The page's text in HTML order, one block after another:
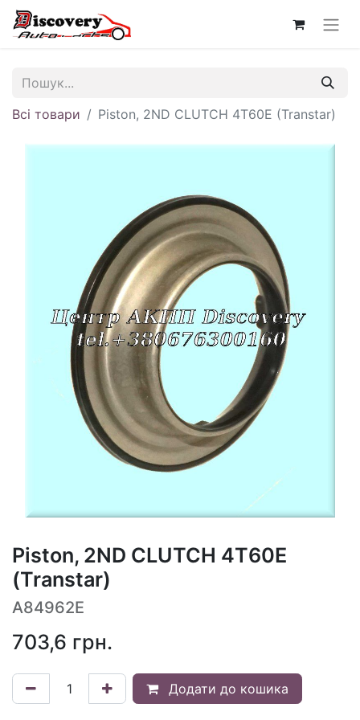
Всі товари Piston, 2ND CLUTCH 4T60E (Transtar)
Piston, 2ND CLUTCH 4T60E
(Transtar)
A84962E
703,6 грн.
Додати до кошика